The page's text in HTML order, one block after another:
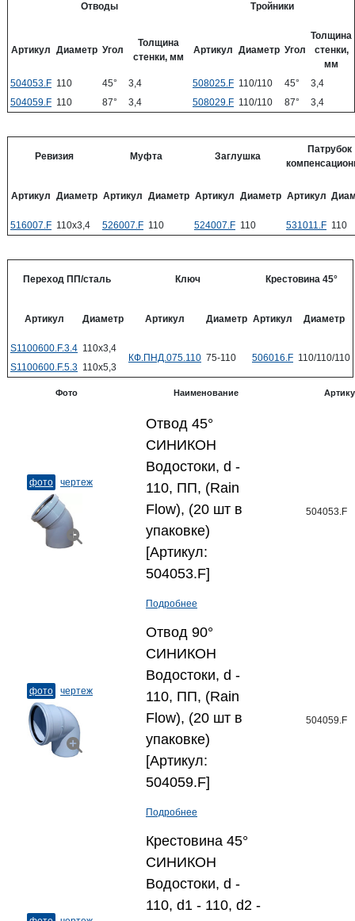
Отводы Тройники
Артикул Диаметр Угол
Толщина
стенки, мм
Артикул Диаметр Угол
Толщина
стенки,
мм
504053.F 110 45° 3,4 508025.F 110/110 45°
3,4
504059.F 110 87° 3,4 508029.F 110/110 87° 3,4
Ревизия Муфта Заглушка
Патрубок
Артикул Диаметр Артикул Диаметр Артикул Диаметр Артикул
516007.F 110x3,4 526007.F 110 524007.F 110 531011.F 110
Переход ПП/сталь Ключ Крестовина 45°
Артикул Диаметр Артикул Диаметр Артикул Диаметр
S1100600.F.3.4 110x3,4
КФ.ПНД.075.110 75-110 506016.F 110/110/110
S1100600.F.5.3 110x5,3
Фото Наименование
фото чертеж
Отвод 45°
СИНИКОН
Водостоки, d -
110, ПП, (Rain
Flow), (20 шт в
упаковке)
[Артикул:
504053.F]
Подробнее
504053.F
фото чертеж
Отвод 90°
СИНИКОН
Водостоки, d -
110, ПП, (Rain
Flow), (20 шт в
упаковке)
[Артикул:
504059.F]
Подробнее
504059.F
Крестовина 45°
СИНИКОН
Водостоки, d -
110, d1 - 110, d2 -